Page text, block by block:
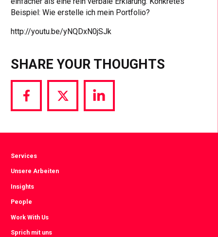
Beispiel: Wie erstelle ich mein Portfolio?
http://youtu.be/yNQDxN0jSJk
SHARE YOUR THOUGHTS
Share
via
Share
via
Share
via
Services
Unsere Arbeiten
Insights
People
Work With Us
Sprich mit uns